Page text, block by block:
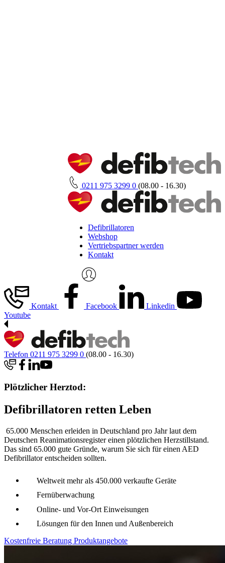
0211 975 3299 0 (08.00 - 16.30)
Defibrillatoren
Webshop
Vertriebspartner werden
Kontakt
Kontakt Facebook
Linkedin
Youtube
Telefon 0211 975 3299 0 (08.00 - 16.30)
Plötzlicher Herztod:
Defibrillatoren retten Leben
65.000 Menschen erleiden in Deutschland pro Jahr laut dem
Deutschen Reanimationsregister einen plötzlichen Herzstillstand.
Das sind 65.000 gute Gründe, warum Sie sich für einen AED
Defibrillator entscheiden sollten.
Weltweit mehr als 450.000 verkaufte Geräte
Fernüberwachung
Online- und Vor-Ort Einweisungen
Lösungen für den Innen und Außenbereich
Kostenfreie Beratung Produktangebote